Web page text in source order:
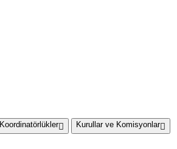
Koordinatörlükler
Kurullar ve Komisyonlar